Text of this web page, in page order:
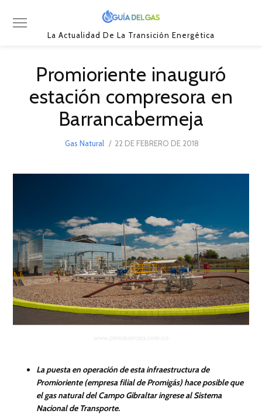
La Actualidad De La Transición Energética
Promioriente inauguró
estación compresora en
Barrancabermeja
Gas Natural
POSTED
22 DE FEBRERO DE 2018
La puesta en operación de esta infraestructura de
Promioriente (empresa filial de Promigás) hace posible que
el gas natural del Campo Gibraltar ingrese alSistema
Nacional de Transporte.